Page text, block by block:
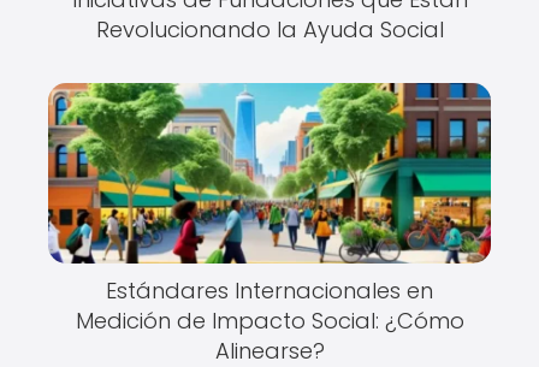
Revolucionando la Ayuda Social
Estándares Internacionales en
Medición de Impacto Social: ¿Cómo
Alinearse?